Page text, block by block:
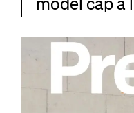
model cap a